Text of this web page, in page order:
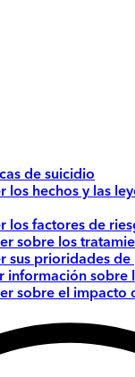
de suicidio
los hechos y las
los factores de
sobre los
sus prioridades de
información sobre
sobre el impacto